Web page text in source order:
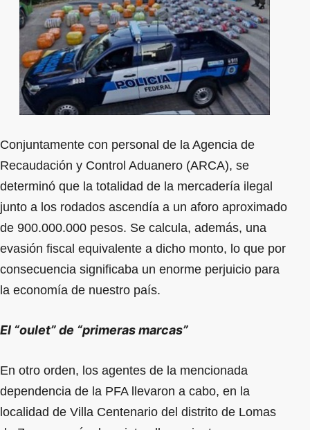
Conjuntamente con personal de la Agencia de
Recaudación y Control Aduanero (ARCA), se
determinó que la totalidad de la mercadería ilegal
junto a los rodados ascendía a un aforo aproximado
de 900.000.000 pesos. Se calcula, además, una
evasión fiscal equivalente a dicho monto, lo que por
consecuencia significaba un enorme perjuicio para
la economía de nuestro país.
El “oulet” de “primeras marcas”
En otro orden, los agentes de la mencionada
dependencia de la PFA llevaron a cabo, en la
localidad de Villa Centenario del distrito de Lomas